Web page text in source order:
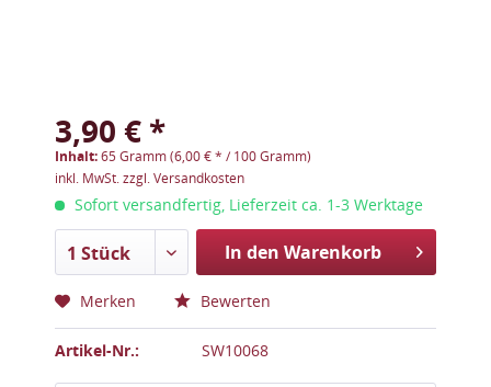
3,90 € *
Inhalt:65 Gramm (6,00 € * / 100 Gramm)
inkl. MwSt.zzgl. Versandkosten
Sofort versandfertig, Lieferzeit ca. 1-3 Werktage
1 Stück In den Warenkorb
Merken Bewerten
Artikel-Nr.: SW10068